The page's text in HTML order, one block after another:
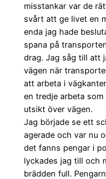
misstankar var de
svårt att ge livet en
enda jag hade
spana på
drag. Jag såg till att
vägen när
att arbeta i
en tredje arbeta
utsikt över vägen.
Jag började se ett
agerade och var nu
det fanns pengar i
lyckades jag till och
brädden full.